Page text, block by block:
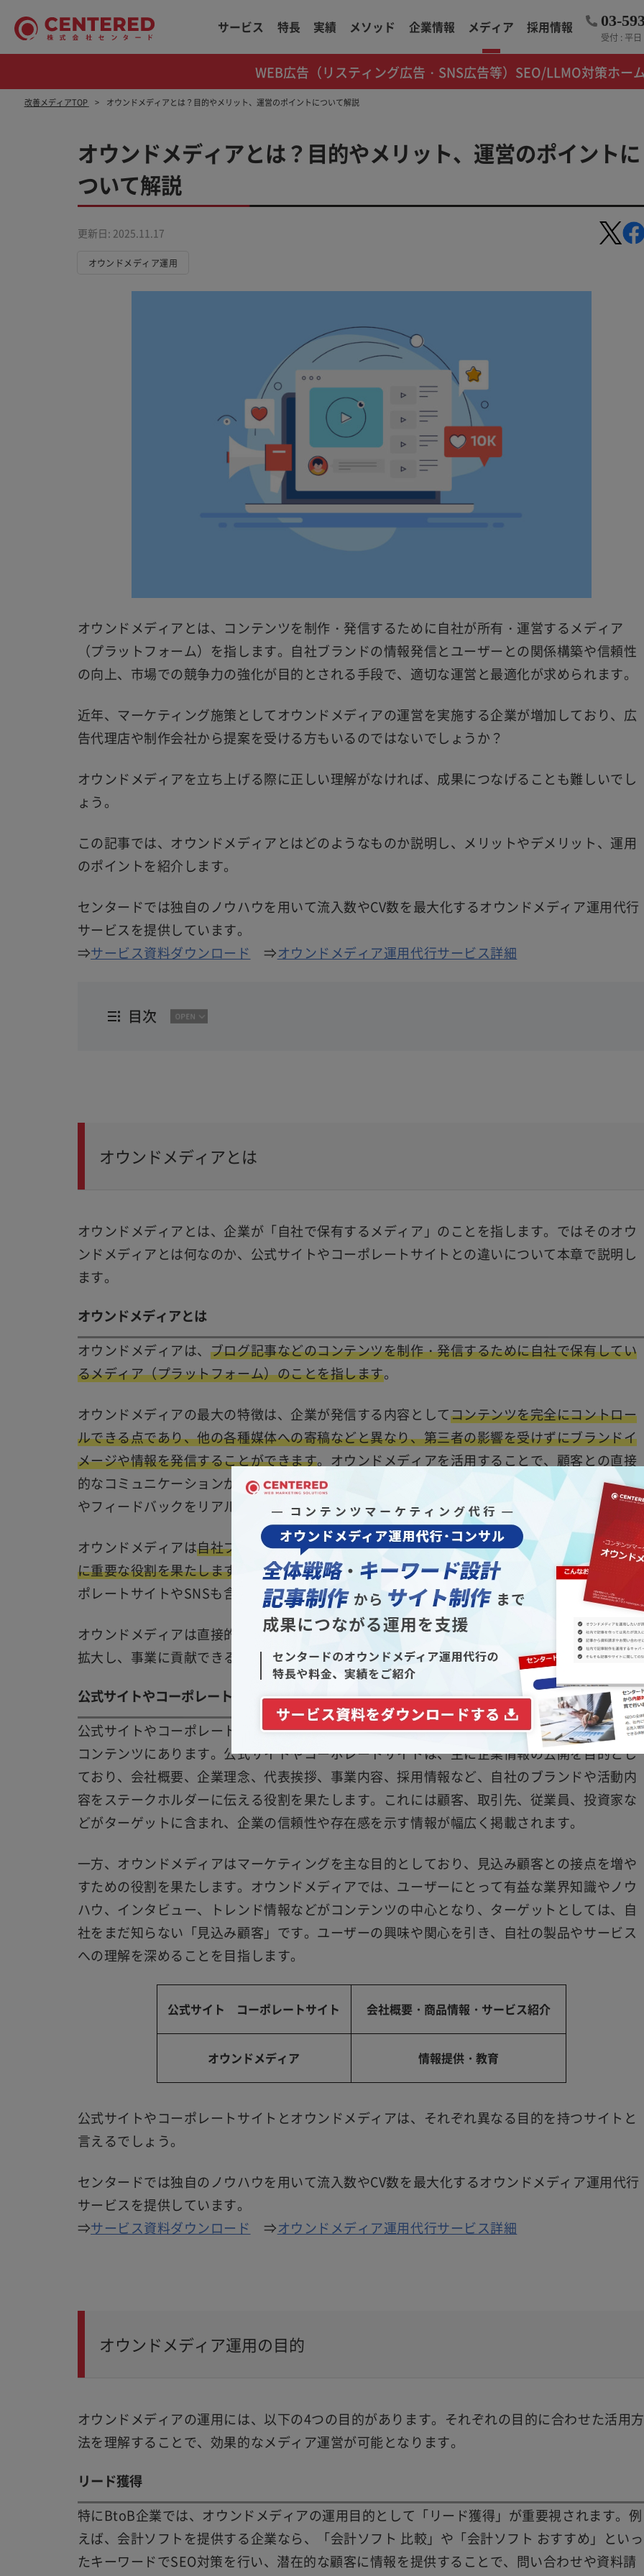
サービス 特長 実績 メソッド 企業情報 メディア
WEB広告（リスティング広告・SNS広告等） SEO/LLMO対策ホー
採用情報 03-
受付 : 平
改善メディアTOP オウンドメディアとは？目的やメリット、運営のポイントについて解説
オウンドメディアとは？目的やメリット、運営のポイントに
ついて解説
更新日: 2025.11.17
オウンドメディア運用
オウンドメディアとは、コンテンツを制作・発信するために自社が所有・運営するメディア
（プラットフォーム）を指します。自社ブランドの情報発信とユーザーとの関係構築や信頼性
の向上、市場での競争力の強化が目的とされる手段で、適切な運営と最適化が求められます。
近年、マーケティング施策としてオウンドメディアの運営を実施する企業が増加しており、広
告代理店や制作会社から提案を受ける方もいるのではないでしょうか？
オウンドメディアを立ち上げる際に正しい理解がなければ、成果につなげることも難しいでし
ょう。
この記事では、オウンドメディアとはどのようなものか説明し、メリットやデメリット、運用
のポイントを紹介します。
センタードでは独自のノウハウを用いて流入数やCV数を最大化するオウンドメディア運用代行
サービスを提供しています。
⇒サービス資料ダウンロード ⇒オウンドメディア運用代行サービス詳細
目次
オウンドメディアとは
オウンドメディアとは、企業が「自社で保有するメディア」のことを指します。ではそのオウ
ンドメディアとは何なのか、公式サイトやコーポレートサイトとの違いについて本章で説明し
ます。
オウンドメディアとは
オウンドメディアは、 ブログ記事などのコンテンツを制作・発信するために自社で保有してい
るメディア（プラットフォーム）のことを指します。
オウンドメディアの最大の特徴は、企業が発信する内容としてコンテンツを完全にコントロー
ルできる点であり、他の各種媒体への寄稿などと異なり、第三者の影響を受けずにブランドイ
メージや情報を発信することができます。オウンドメディアを活用することで、顧客との直接
的なコミュニケーションが可能になり、主に自然検索流入に関連するデータから顧客のニーズ
やフィードバックをリアルタイムで把握することができ、柔軟な対応を取ることが可能です。
オウンドメディアは自社ブランドの認知度向上や信頼性の強化、市場での競争力を高めるため
に重要な役割を果たします
。一般的にはブログやWEBマガジンを指す場合もありますが、コー
ポレートサイトやSNSも含まれることがあります。
オウンドメディアは直接的なコミュニケーションの手段として捉え、「どれだけ自社の収益を
拡大し、事業に貢献できるか」といった観点で考えていく必要もあるでしょう。
公式サイトやコーポレートサイトとオウンドメディアの違い
公式サイトやコーポレートサイトとオウンドメディアの違いは、目的やターゲット、提供する
コンテンツにあります。公式サイトやコーポレートサイトは、主に企業情報の公開を目的とし
ており、会社概要、企業理念、代表挨拶、事業内容、採用情報など、自社のブランドや活動内
容をステークホルダーに伝える役割を果たします。これには顧客、取引先、従業員、投資家な
どがターゲットに含まれ、企業の信頼性や存在感を示す情報が幅広く掲載されます。
一方、オウンドメディアはマーケティングを主な目的としており、見込み顧客との接点を増や
すための役割を果たします。オウンドメディアでは、ユーザーにとって有益な業界知識やノウ
ハウ、インタビュー、トレンド情報などがコンテンツの中心となり、ターゲットとしては、自
社をまだ知らない「見込み顧客」です。ユーザーの興味や関心を引き、自社の製品やサービス
への理解を深めることを目指します。
公式サイト コーポレートサイト 会社概要・商品情報・サービス紹介
オウンドメディア 情報提供・教育
公式サイトやコーポレートサイトとオウンドメディアは、それぞれ異なる目的を持つサイトと
言えるでしょう。
センタードでは独自のノウハウを用いて流入数やCV数を最大化するオウンドメディア運用代行
サービスを提供しています。
⇒サービス資料ダウンロード ⇒オウンドメディア運用代行サービス詳細
オウンドメディア運用の目的
オウンドメディアの運用には、以下の4つの目的があります。それぞれの目的に合わせた活用方
法を理解することで、効果的なメディア運営が可能となります。
リード獲得
特にBtoB企業では、オウンドメディアの運用目的として「リード獲得」が重要視されます。例
えば、会計ソフトを提供する企業なら、「会計ソフト 比較」や「会計ソフト おすすめ」といっ
たキーワードでSEO対策を行い、潜在的な顧客に情報を提供することで、問い合わせや資料請